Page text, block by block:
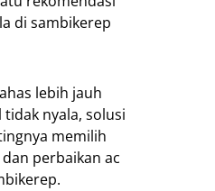
di sambikerep
lebih jauh
nyala, solusi
memilih
dan perbaikan ac